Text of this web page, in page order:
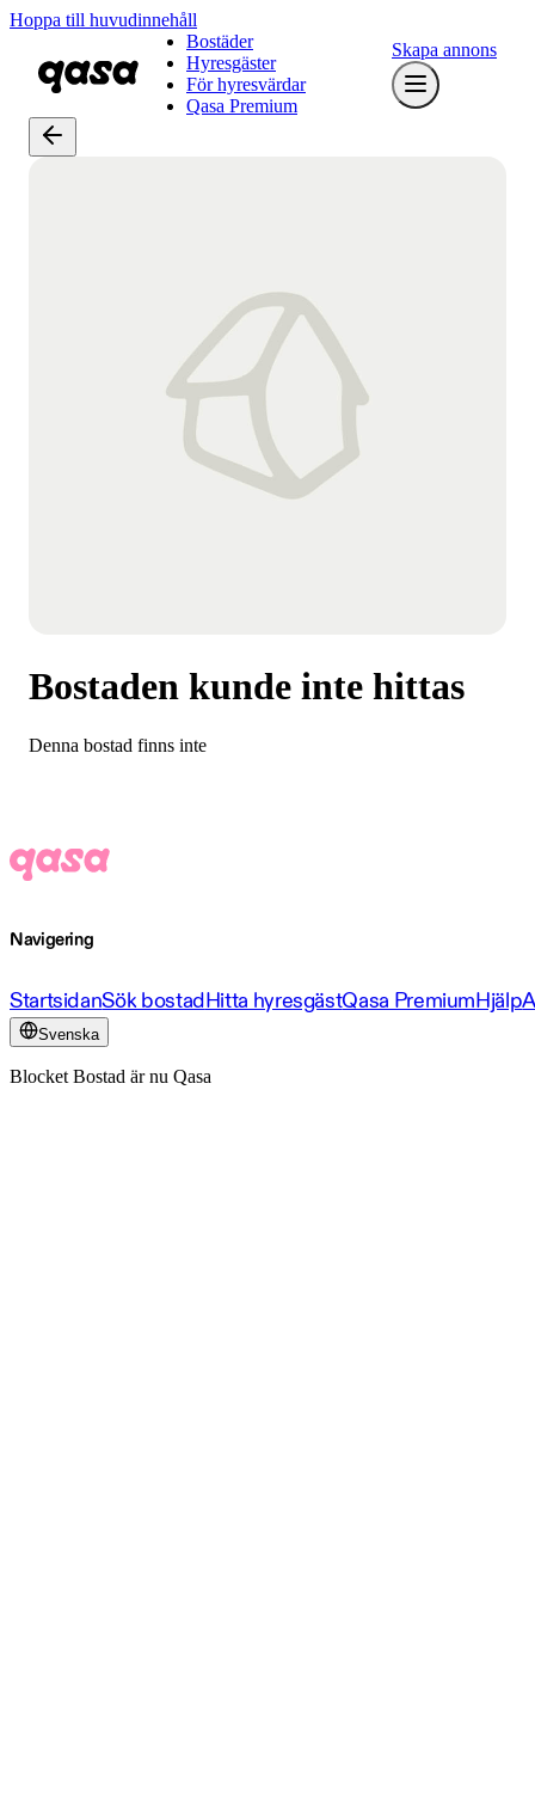
Hoppa till huvudinnehåll
Bostäder
Hyresgäster
För hyresvärdar
Qasa Premium
Skapa annons
Bostaden kunde inte hittas
Denna bostad finns inte
Navigering
StartsidanSök bostadHitta hyresgästQasa PremiumHjälp
Svenska
Blocket Bostad är nu Qasa